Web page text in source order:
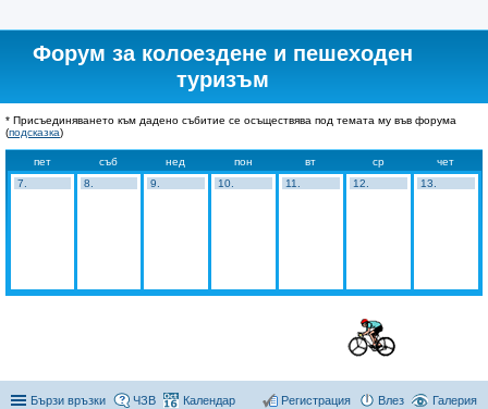
Форум за колоездене и пешеходен
туризъм
* Присъединяването към дадено събитие се осъществява под темата му във форума
(подсказка)
пет съб нед пон вт ср
чет
7.
8. 9. 10. 11. 12. 13.
Бързи връзки Галерия
ЧЗВ Календар Влез
Регистрация